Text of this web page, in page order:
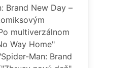
Brand New Day –
multiverzálnom
Way Home"
Man: Brand